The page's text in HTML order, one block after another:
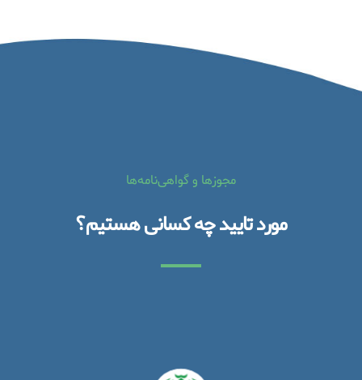
مجوزها و گواهی‌نامه‌ها
مورد تایید چه کسانی هستیم؟